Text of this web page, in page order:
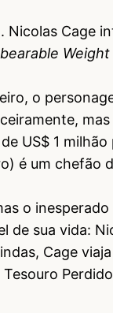
Nicolas Cage
o
US$ 1
é um chefão
o
de sua vida:
Cage
Tesouro